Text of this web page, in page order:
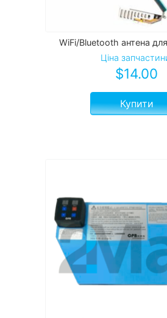
WiFi/Bluetooth антена
Ціна
$14.00
Купити